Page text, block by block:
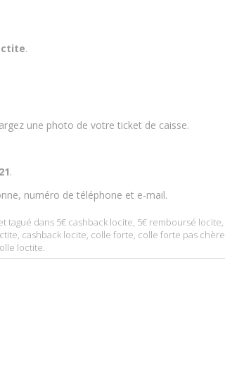
.
une photo de votre ticket de caisse.
.
numéro de téléphone et e-mail.
tagué dans 5€ cashback locite, 5€ remboursé locite,
, cashback locite, colle forte, colle forte pas chère
loctite.